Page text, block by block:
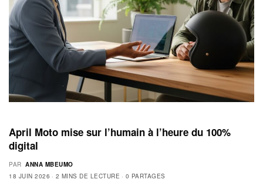
April Moto mise sur l’humain à l’heure du 100%
digital
PAR ANNA MBEUMO
18 JUIN 2026
2 MINS DE LECTURE 0 PARTAGES